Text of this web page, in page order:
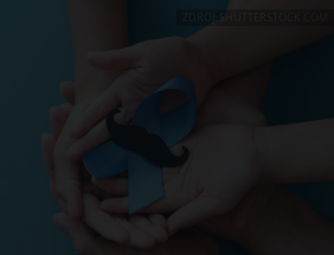
ZDROJ: SHUTTERSTOCK.COM